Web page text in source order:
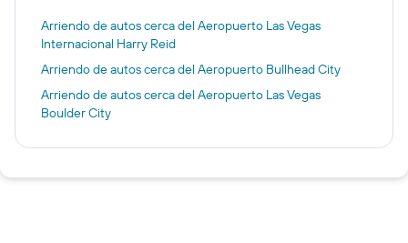
Arriendo de autos cerca del Aeropuerto Las Vegas
Internacional Harry Reid
Arriendo de autos cerca del Aeropuerto Bullhead City
Arriendo de autos cerca del Aeropuerto Las Vegas
Boulder City